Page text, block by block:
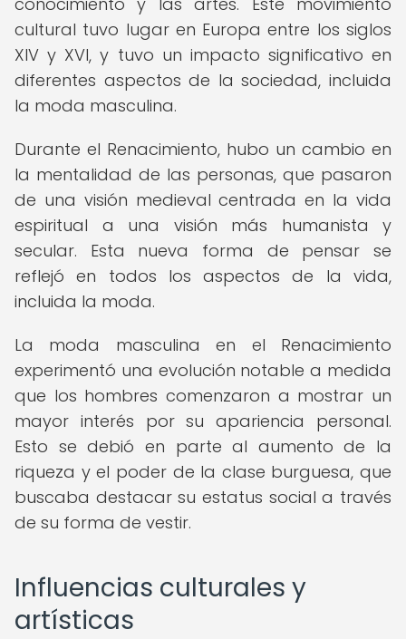
cultural tuvo lugar en Europa entre los siglos
XIV y XVI, y tuvo un impacto significativo en
diferentes aspectos de la sociedad, incluida
la moda masculina.
Durante el Renacimiento, hubo un cambio en
la mentalidad de las personas, que pasaron
de una visión medieval centrada en la vida
espiritual a una visión más humanista y
secular. Esta nueva forma de pensar se
reflejó en todos los aspectos de la vida,
incluida la moda.
La moda masculina en el Renacimiento
experimentó una evolución notable a medida
que los hombres comenzaron a mostrar un
mayor interés por su apariencia personal.
Esto se debió en parte al aumento de la
riqueza y el poder de la clase burguesa, que
buscaba destacar su estatus social a través
de su forma de vestir.
Influencias culturales y
artísticas